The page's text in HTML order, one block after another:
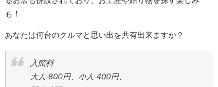
も！
あなたは何台のクルマと思い出を共有出来ますか？
入館料
大人 800円、小人 400円、